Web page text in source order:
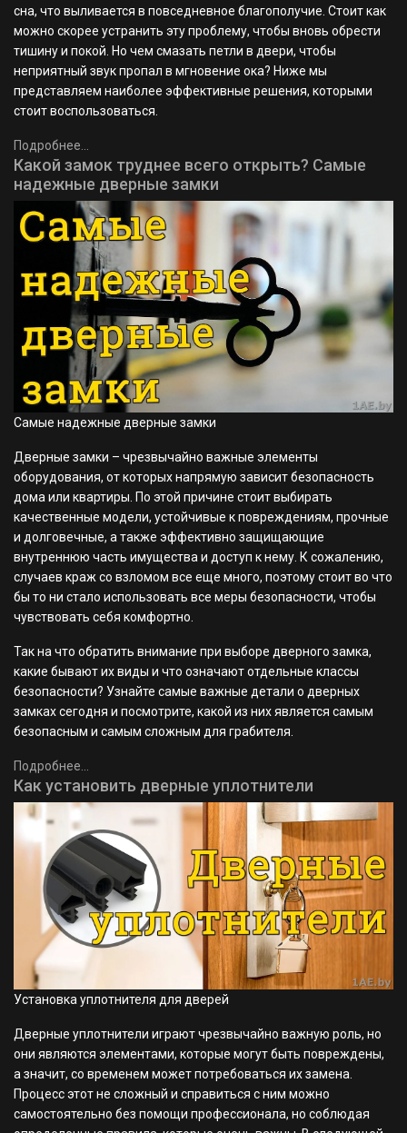
сна, что выливается в повседневное благополучие. Стоит как
можно скорее устранить эту проблему, чтобы вновь обрести
тишину и покой. Но чем смазать петли в двери, чтобы
неприятный звук пропал в мгновение ока? Ниже мы
представляем наиболее эффективные решения, которыми
стоит воспользоваться.
Подробнее...
Какой замок труднее всего открыть? Самые
надежные дверные замки
Самые надежные дверные замки
Дверные замки – чрезвычайно важные элементы
оборудования, от которых напрямую зависит безопасность
дома или квартиры. По этой причине стоит выбирать
качественные модели, устойчивые к повреждениям, прочные
и долговечные, а также эффективно защищающие
внутреннюю часть имущества и доступ к нему. К сожалению,
случаев краж со взломом все еще много, поэтому стоит во что
бы то ни стало использовать все меры безопасности, чтобы
чувствовать себя комфортно.
Так на что обратить внимание при выборе дверного замка,
какие бывают их виды и что означают отдельные классы
безопасности? Узнайте самые важные детали о дверных
замках сегодня и посмотрите, какой из них является самым
безопасным и самым сложным для грабителя.
Подробнее...
Как установить дверные уплотнители
Установка уплотнителя для дверей
Дверные уплотнители играют чрезвычайно важную роль, но
они являются элементами, которые могут быть повреждены,
а значит, со временем может потребоваться их замена.
Процесс этот не сложный и справиться с ним можно
самостоятельно без помощи профессионала, но соблюдая